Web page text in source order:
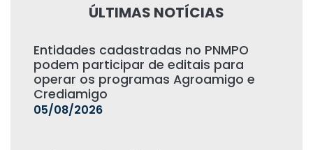
ÚLTIMAS NOTÍCIAS
Entidades cadastradas no PNMPO
podem participar de editais para
operar os programas Agroamigo e
Crediamigo
05/08/2026